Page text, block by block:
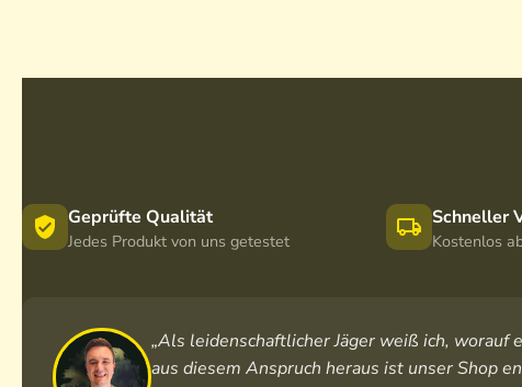
Geprüfte Qualität
Jedes Produkt von uns getestet
Schneller
Kostenlos
„Als leidenschaftlicher Jäger weiß ich,
aus diesem Anspruch heraus ist unser Shop